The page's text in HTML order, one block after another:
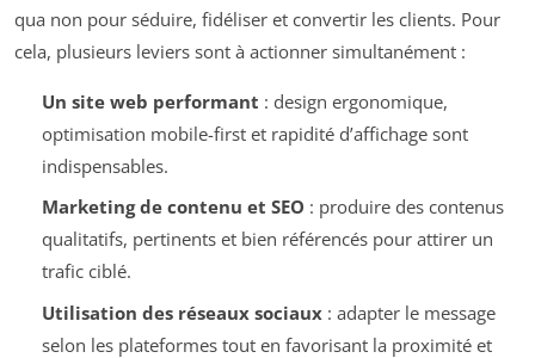
qua non pour séduire, fidéliser et convertir les clients. Pour
cela, plusieurs leviers sont à actionner simultanément :
Un site web performant : design ergonomique,
optimisation mobile-first et rapidité d’affichage sont
indispensables.
Marketing de contenu et SEO : produire des contenus
qualitatifs, pertinents et bien référencés pour attirer un
trafic ciblé.
Utilisation des réseaux sociaux: adapter le message
selon les plateformes tout en favorisant la proximité et